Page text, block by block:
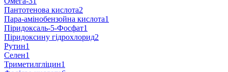
Пантотенова кислота2
Пара-амінобензойна кислота1
Піридоксаль-5-Фосфат1
Піридоксину гідрохлорид2
Рутин1
Селен1
Триметилгліцин1